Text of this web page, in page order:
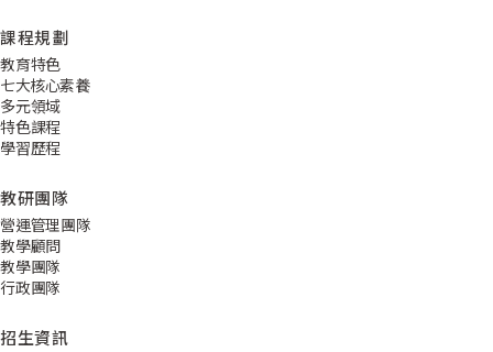
課程規劃
教育特色
七大核心素養
多元領域
特色課程
學習歷程
教研團隊
營運管理團隊
教學顧問
教學團隊
行政團隊
招生資訊